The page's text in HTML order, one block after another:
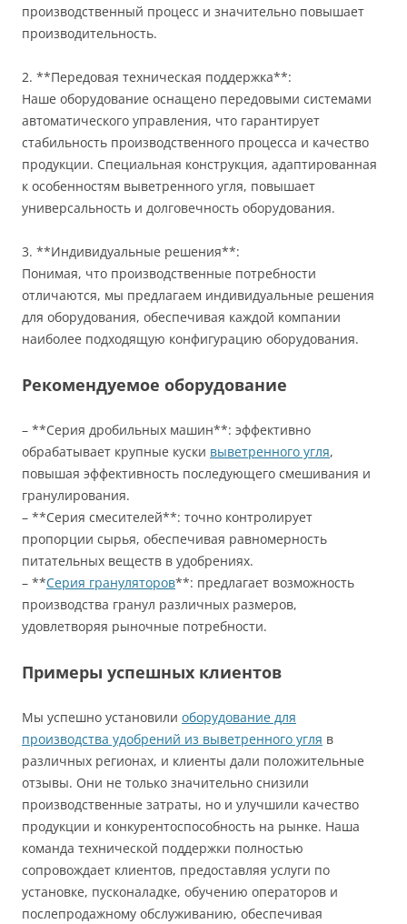
производственный процесс и значительно повышает
производительность.
2. **Передовая техническая поддержка**:
Наше оборудование оснащено передовыми системами
автоматического управления, что гарантирует
стабильность производственного процесса и качество
продукции. Специальная конструкция, адаптированная
к особенностям выветренного угля, повышает
универсальность и долговечность оборудования.
3. **Индивидуальные решения**:
Понимая, что производственные потребности
отличаются, мы предлагаем индивидуальные решения
для оборудования, обеспечивая каждой компании
наиболее подходящую конфигурацию оборудования.
Рекомендуемое оборудование
– **Серия дробильных машин**: эффективно
обрабатывает крупные куски выветренного угля,
повышая эффективность последующего смешивания и
гранулирования.
– **Серия смесителей**: точно контролирует
пропорции сырья, обеспечивая равномерность
питательных веществ в удобрениях.
– **Серия грануляторов**: предлагает возможность
производства гранул различных размеров,
удовлетворяя рыночные потребности.
Примеры успешных клиентов
Мы успешно установили оборудование для
производства удобрений из выветренного угля в
различных регионах, и клиенты дали положительные
отзывы. Они не только значительно снизили
производственные затраты, но и улучшили качество
продукции и конкурентоспособность на рынке. Наша
команда технической поддержки полностью
сопровождает клиентов, предоставляя услуги по
установке, пусконаладке, обучению операторов и
послепродажному обслуживанию, обеспечивая